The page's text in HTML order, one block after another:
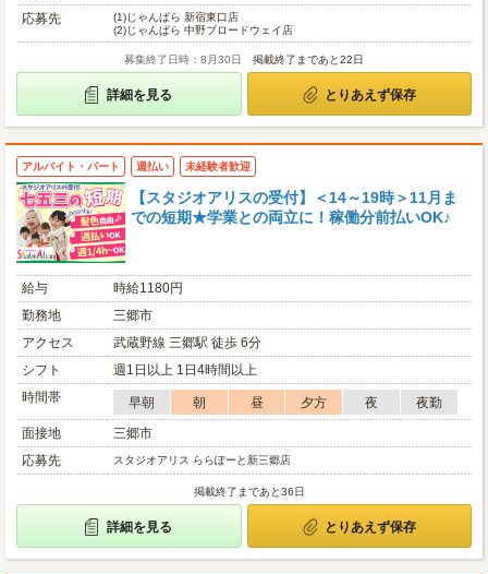
応募先
(1)じゃんぱら 新宿東口店
(2)じゃんぱら 中野ブロードウェイ店
募集終了日時：8月30日 掲載終了まであと22日
詳細を見る とりあえず保存
アルバイト・パート 週払い 未経験者歓迎
【スタジオアリスの受付】＜14～19時＞11月ま
での短期★学業との両立に！稼働分前払いOK♪
給与
時給1180円
勤務地
三郷市
アクセス
武蔵野線 三郷駅 徒歩 6分
シフト
週1日以上 1日4時間以上
時間帯
早朝 朝 昼 夕方 夜
夜勤
面接地
三郷市
応募先
スタジオアリス ららぽーと新三郷店
掲載終了まであと36日
詳細を見る とりあえず保存